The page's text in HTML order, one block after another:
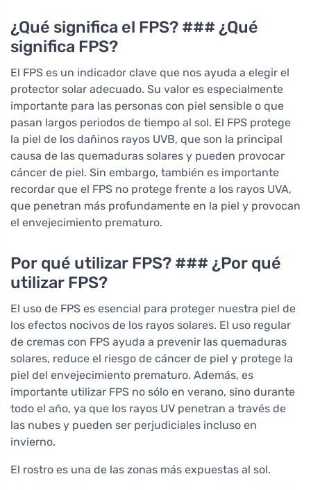
¿Qué significa el FPS? ### ¿Qué
significa FPS?
El FPS es un indicador clave que nos ayuda a elegir el
protector solar adecuado. Su valor es especialmente
importante para las personas con piel sensible o que
pasan largos periodos de tiempo al sol. El FPS protege
la piel de los dañinos rayos UVB, que son la principal
causa de las quemaduras solares y pueden provocar
cáncer de piel. Sin embargo, también es importante
recordar que el FPS no protege frente a los rayos UVA,
que penetran más profundamente en la piel y provocan
el envejecimiento prematuro.
Por qué utilizar FPS? ### ¿Por qué
utilizar FPS?
El uso de FPS es esencial para proteger nuestra piel de
los efectos nocivos de los rayos solares. El uso regular
de cremas con FPS ayuda a prevenir las quemaduras
solares, reduce el riesgo de cáncer de piel y protege la
piel del envejecimiento prematuro. Además, es
importante utilizar FPS no sólo en verano, sino durante
todo el año, ya que los rayos UV penetran a través de
las nubes y pueden ser perjudiciales incluso en
invierno.
El rostro es una de las zonas más expuestas al sol.